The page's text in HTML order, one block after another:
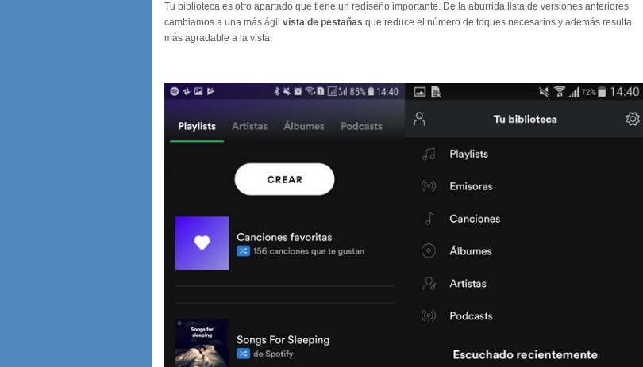
Tu biblioteca es otro apartado que tiene un rediseño importante. De la aburrida lista de versiones anteriores
cambiamos a una más ágil vista de pestañas que reduce el número de toques necesarios y además resulta
más agradable a la vista.